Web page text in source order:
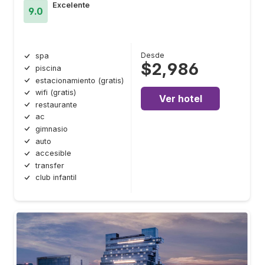
9.0
Excelente
spa
piscina
estacionamiento (gratis)
wifi (gratis)
restaurante
ac
gimnasio
auto
accesible
transfer
club infantil
Desde
$2,986
Ver hotel